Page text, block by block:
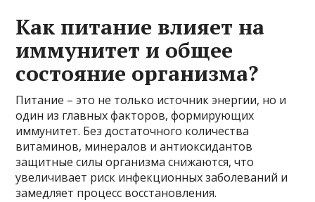
Как питание влияет на
иммунитет и общее
состояние организма?
Питание – это не только источник энергии, но и
один из главных факторов, формирующих
иммунитет. Без достаточного количества
витаминов, минералов и антиоксидантов
защитные силы организма снижаются, что
увеличивает риск инфекционных заболеваний и
замедляет процесс восстановления.